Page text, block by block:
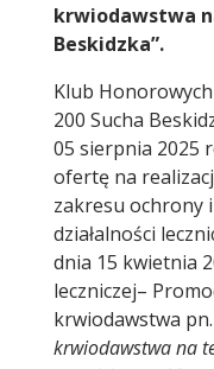
krwiodawstwa
Beskidzka”.
Klub
200 Sucha
05 sierpnia 2025
ofertę na
zakresu ochrony
działalności
dnia 15 kwietnia
leczniczej–
krwiodawstwa pn.
krwiodawstwa na